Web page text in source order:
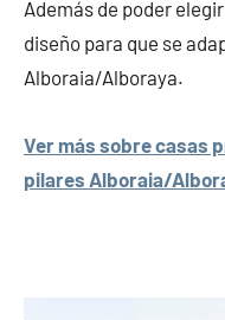
Además de poder
diseño para que se
Alboraia/Alboraya.
Ver más sobre casas
pilares Alboraia/